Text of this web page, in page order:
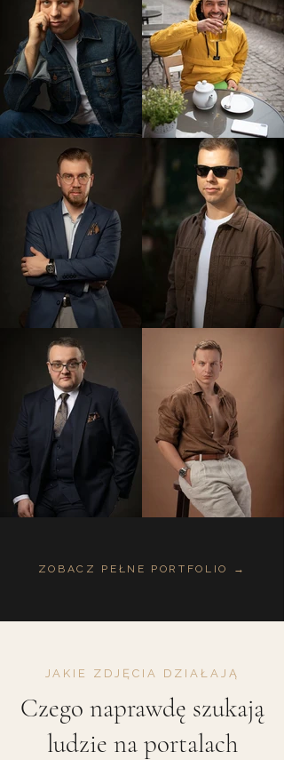
ZOBACZ PEŁNE PORTFOLIO →
JAKIE ZDJĘCIA DZIAŁAJĄ
Czego naprawdę szukają
ludzie na portalach